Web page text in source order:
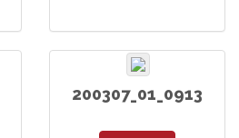
200307_01_0913